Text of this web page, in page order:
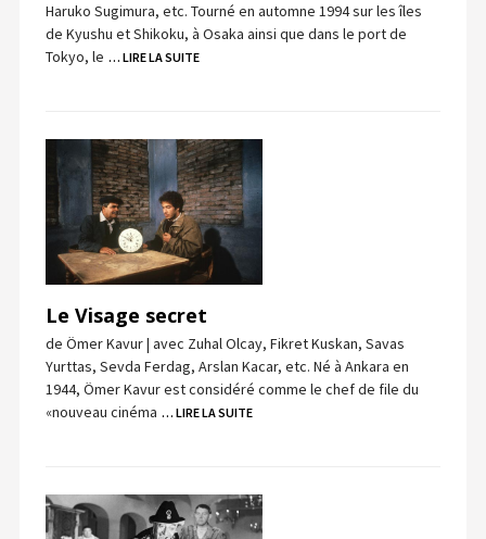
Haruko Sugimura, etc. Tourné en automne 1994 sur les îles
de Kyushu et Shikoku, à Osaka ainsi que dans le port de
Tokyo, le … LIRE LA SUITE
Le Visage secret
de Ömer Kavur | avec Zuhal Olcay, Fikret Kuskan, Savas
Yurttas, Sevda Ferdag, Arslan Kacar, etc. Né à Ankara en
1944, Ömer Kavur est considéré comme le chef de file du
«nouveau cinéma … LIRE LA SUITE